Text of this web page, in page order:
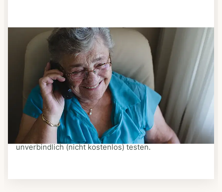
Schritt 3
Bestellen & liefern lassen
Suchen Sie sich aus dem Speiseplan Ihres Anbieters
aus, was Ihnen schmeckt. Bestellen Sie telefonisch,
schriftlich oder im Online-Shop Ihres Anbieters.
Ein Kurier liefert Ihnen das bestellte Essen zum
vereinbarten Zeitpunkt nach Hause. Bei vielen
Anbietern können Sie Essen auf Rädern auch
unverbindlich (nicht kostenlos) testen.